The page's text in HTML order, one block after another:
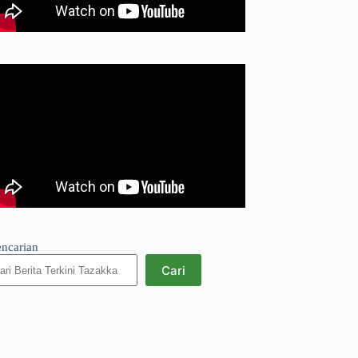
Cari